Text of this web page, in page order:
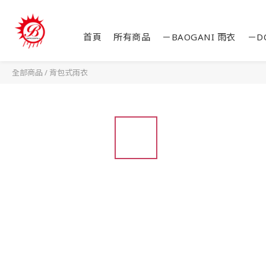
首頁 所有商品 －BAOGANI 雨衣 －
全部商品 / 背包式雨衣